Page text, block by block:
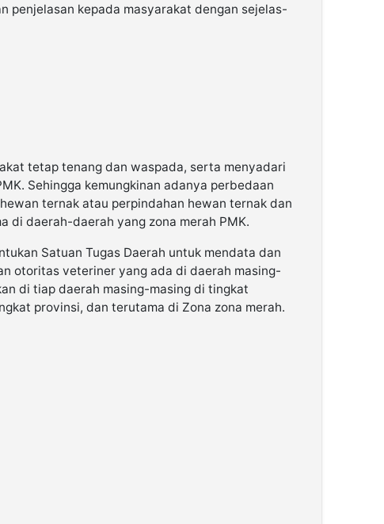
penjelasan kepada masyarakat dengan sejelas-
tetap tenang dan waspada, serta menyadari
Sehingga kemungkinan adanya perbedaan
ternak atau perpindahan hewan ternak dan
di daerah-daerah yang zona merah PMK.
Satuan Tugas Daerah untuk mendata dan
otoritas veteriner yang ada di daerah masing-
di tiap daerah masing-masing di tingkat
provinsi, dan terutama di Zona zona merah.